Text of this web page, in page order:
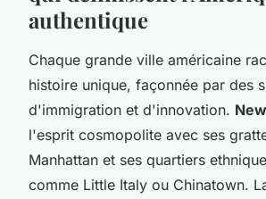
authentique
Chaque grande ville américaine
histoire unique, façonnée par des
d'immigration et d'innovation.
l'esprit cosmopolite avec ses
Manhattan et ses quartiers
comme Little Italy ou Chinatown.